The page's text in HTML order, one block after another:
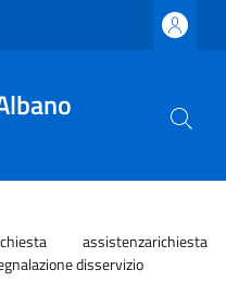
assistenzarichiesta
disservizio